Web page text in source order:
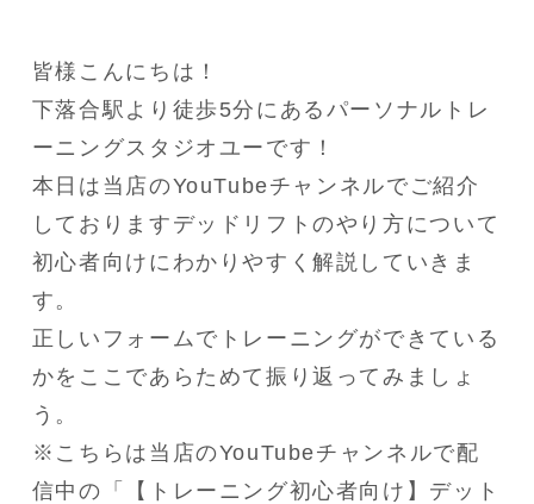
皆様こんにちは！
下落合駅より徒歩5分にあるパーソナルトレ
ーニングスタジオユーです！
本日は当店のYouTubeチャンネルでご紹介
しておりますデッドリフトのやり方について
初心者向けにわかりやすく解説していきま
す。
正しいフォームでトレーニングができている
かをここであらためて振り返ってみましょ
う。
※こちらは当店のYouTubeチャンネルで配
信中の「【トレーニング初心者向け】デット